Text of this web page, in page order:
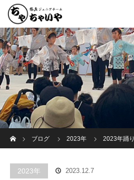
ブログ
2023年 2023年踊
2023年 2023.12.7